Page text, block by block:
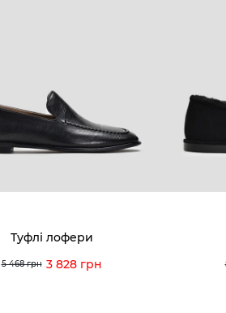
Туфлі лофери
5 468 грн 3 828 грн